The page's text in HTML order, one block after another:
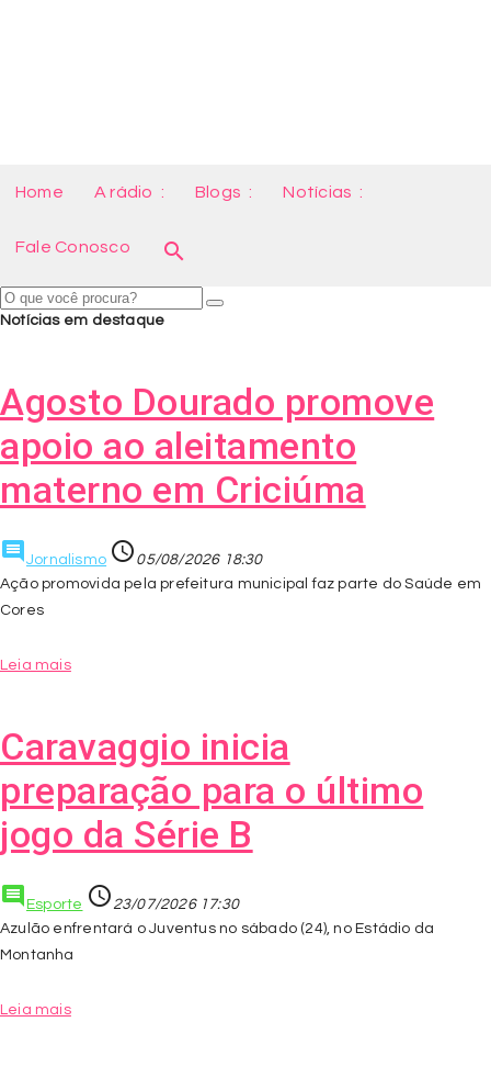
Home A rádio Blogs Notícias
Fale Conosco search
Notícias em destaque
Agosto Dourado promove
apoio ao aleitamento
materno em Criciúma
comment Jornalismo access_time 05/08/2026 18:30
Ação promovida pela prefeitura municipal faz parte do Saúde em
Cores
Leia mais
Caravaggio inicia
preparação para o último
jogo da Série B
comment Esporte access_time23/07/2026 17:30
Azulão enfrentará o Juventus no sábado (24), no Estádio da
Montanha
Leia mais